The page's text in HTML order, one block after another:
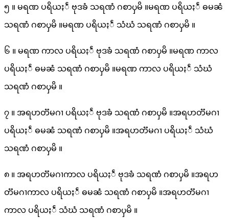
၅ ။ မရဏ ပရိယႏၲံ ဗုဒၶံ သရဏံ ဂစာၦမိ ။မရဏ ပရိယႏၲံ ဓမၼံ
သရဏံ ဂစာၦမိ ။မရဏ ပရိယႏၲံ သံဃံ သရဏံ ဂစာၦမိ ။
၆ ။ မရဏ ကာလ ပရိယႏၲံ ဗုဒၶံ သရဏံ ဂစာၦမိ ။မရဏ ကာလ
ပရိယႏၲံ ဓမၼံ သရဏံ ဂစာၦမိ ။မရဏ ကာလ ပရိယႏၲံ သံဃံ
သရဏံ ဂစာၦမိ ။
၇ ။ အရဟတၱမဂၢ ပရိယႏၲံ ဗုဒၶံ သရဏံ ဂစာၦမိ ။အရဟတၱမဂၢ
ပရိယႏၲံ ဓမၼံ သရဏံ ဂစာၦမိ ။အရဟတၱမဂၢ ပရိယႏၲံ သံဃံ
သရဏံ ဂစာၦမိ ။
၈ ။ အရဟတၱမဂၢကာလ ပရိယႏၲံ ဗုဒၶံ သရဏံ ဂစာၦမိ ။အရဟ
တၱမဂၢကာလ ပရိယႏၲံ ဓမၼံ သရဏံ ဂစာၦမိ ။အရဟတၱမဂၢ
ကာလ ပရိယႏၲံ သံဃံ သရဏံ ဂစာၦမိ ။